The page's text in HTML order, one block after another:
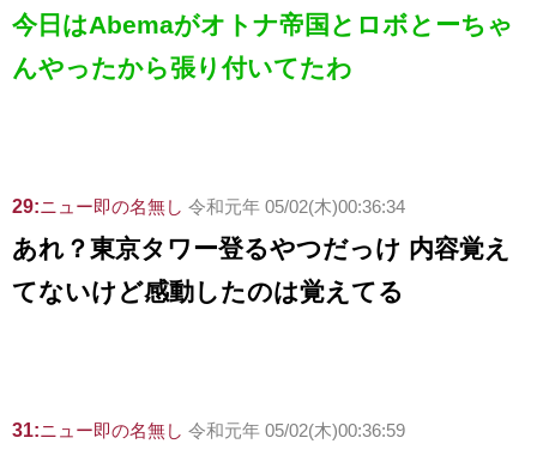
今日はAbemaがオトナ帝国とロボとーちゃ
んやったから張り付いてたわ
29:ニュー即の名無し 令和元年 05/02(木)00:36:34
あれ？東京タワー登るやつだっけ 内容覚え
てないけど感動したのは覚えてる
31:ニュー即の名無し 令和元年 05/02(木)00:36:59